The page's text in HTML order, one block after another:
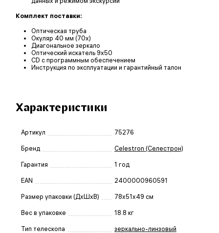
Комплект поставки:
Оптическая труба
Окуляр 40 мм (70х)
Диагональное зеркало
Оптический искатель 9х50
CD с программным обеспечением
Инструкция по эксплуатации и гарантийный талон
Характеристики
Артикул 75276
Бренд Celestron (Селестрон)
Гарантия 1 год
EAN 2400000960591
Размер упаковки (ДxШxВ) 78x51x49 см
Вес в упаковке 18.8 кг
Тип телескопа зеркально-линзовый